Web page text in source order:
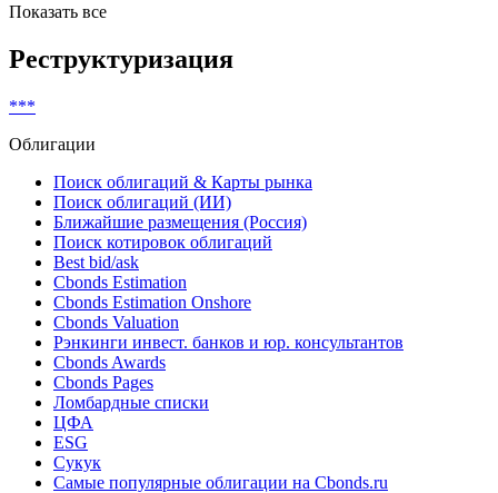
Показать все
Реструктуризация
***
Облигации
Поиск облигаций & Карты рынка
Поиск облигаций (ИИ)
Ближайшие размещения (Россия)
Поиск котировок облигаций
Best bid/ask
Cbonds Estimation
Cbonds Estimation Onshore
Cbonds Valuation
Рэнкинги инвест. банков и юр. консультантов
Cbonds Awards
Cbonds Pages
Ломбардные списки
ЦФА
ESG
Сукук
Самые популярные облигации на Cbonds.ru